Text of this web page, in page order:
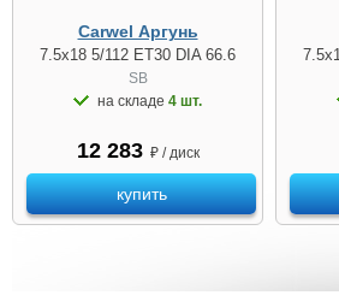
Carwel Аргунь
7.5x18 5/112 ET30 DIA 66.6
SB
на складе 4 шт.
12 283 ₽ / диск
купить